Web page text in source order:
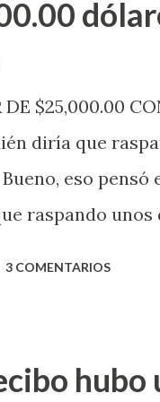
conocer
electrónica de
DE $25,000.00
diría que
eso pensó
raspando
Yarimar de la
3 COMENTARIOS
hubo